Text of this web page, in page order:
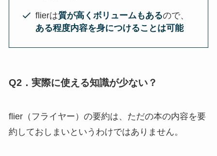
flierは質が高くボリュームもあるので、
ある程度内容を身につけることは可能
Q2．実際に使える知識が少ない？
flier（フライヤー）の要約は、ただの本の内容を要
約しておしまいというわけではありません。